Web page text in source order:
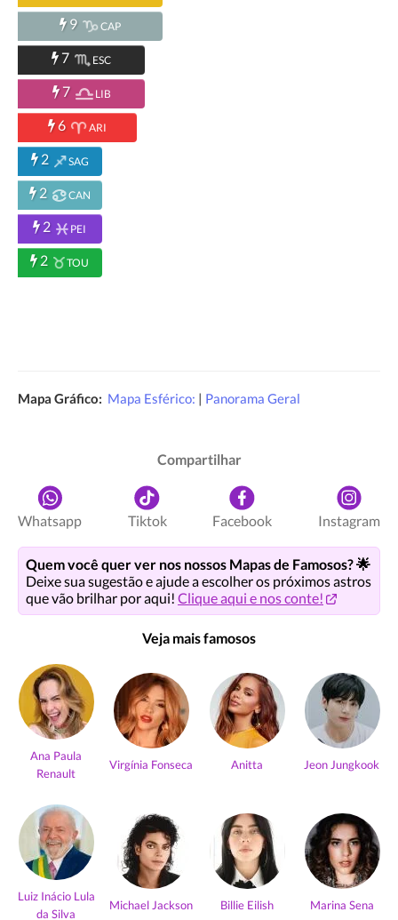
9 CAP
7 ESC
7 LIB
6 ARI
2 SAG
2 CAN
2 PEI
2 TOU
Mapa Gráfico: Mapa Esférico: | Panorama Geral
Compartilhar
Whatsapp Tiktok Facebook Instagram
Quem você quer ver nos nossos Mapas de Famosos? 🌟
Deixe sua sugestão e ajude a escolher os próximos astros
que vão brilhar por aqui! Clique aqui e nos conte!
Veja mais famosos
Ana Paula
Renault
Virgínia Fonseca Anitta Jeon Jungkook
Luiz Inácio Lula
da Silva
Michael Jackson Billie Eilish Marina Sena